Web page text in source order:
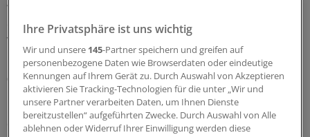
Wann und wie genau sollte die Arzneitherapie während
einer Hitzewelle angepasst werden? Die CALOR-Liste, die
von Medizinern entwickelt wurde, soll Praxisteams und
Pflegekräften Orientierung bieten.
08.08.2026
Glosse
Ihre Privatsphäre ist uns wichtig
Wir und unsere 145-Partner speichern und greifen auf
personenbezogene Daten wie Browserdaten oder eindeutige
Kennungen auf Ihrem Gerät zu. Durch Auswahl von Akzeptieren
aktivieren Sie Tracking-Technologien für die unter „Wir und
unsere Partner verarbeiten Daten, um Ihnen Dienste
bereitzustellen“ aufgeführten Zwecke. Durch Auswahl von Alle
ablehnen oder Widerruf Ihrer Einwilligung werden diese